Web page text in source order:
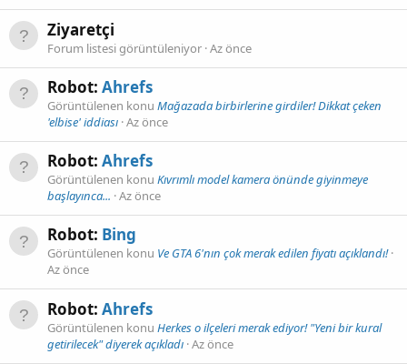
Ziyaretçi
Forum listesi görüntüleniyor Az önce
Robot: Ahrefs
Görüntülenen konu Mağazada birbirlerine girdiler! Dikkat çeken
'elbise' iddiası Az önce
Robot: Ahrefs
Görüntülenen konu Kıvrımlı model kamera önünde giyinmeye
başlayınca... Az önce
Robot: Bing
Görüntülenen konu Ve GTA 6'nın çok merak edilen fiyatı açıklandı!
Az önce
Robot: Ahrefs
Görüntülenen konu Herkes o ilçeleri merak ediyor! "Yeni bir kural
getirilecek" diyerek açıkladı Az önce